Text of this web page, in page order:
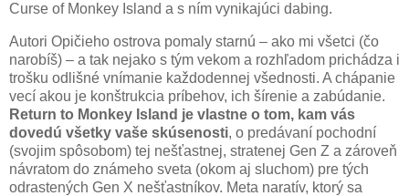
Curse of Monkey Island a s ním vynikajúci dabing.
Autori Opičieho ostrova pomaly starnú – ako mi všetci (čo
narobíš) – a tak nejako s tým vekom a rozhľadom prichádza i
trošku odlišné vnímanie každodennej všednosti. A chápanie
vecí akou je konštrukcia príbehov, ich šírenie a zabúdanie.
Return to Monkey Island je vlastne o tom, kam vás
dovedú všetky vaše skúsenosti, o predávaní pochodní
(svojim spôsobom) tej nešťastnej, stratenej Gen Z a zároveň
návratom do známeho sveta (okom aj sluchom) pre tých
odrastených Gen X nešťastníkov. Meta naratív, ktorý sa